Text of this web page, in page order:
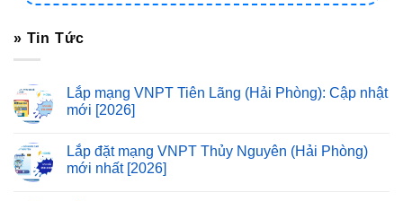
» Tin Tức
Lắp mạng VNPT Tiên Lãng (Hải Phòng): Cập nhật
mới [2026]
Lắp đặt mạng VNPT Thủy Nguyên (Hải Phòng)
mới nhất [2026]